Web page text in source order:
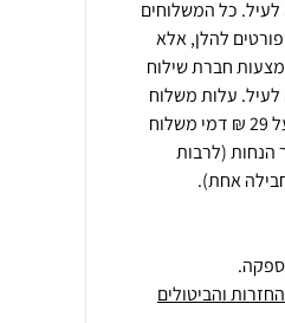
לעיל. כל המשלוחים
להלן, אלא
חברת שילוח
לעיל. עלות משלוח
של הזמנה (בחבילה אחת) שסכומה אינו עולה על 299 ₪ – תעמוד על 29 ₪ דמי משלוח
הנחות (לרבות
והביטולים